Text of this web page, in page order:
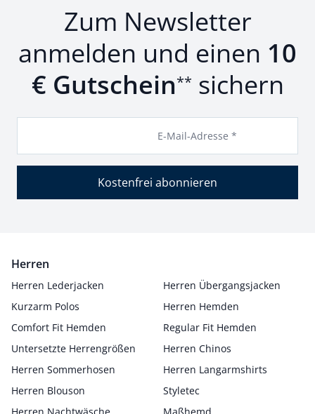
Zum Newsletter
anmelden und einen 10
€ Gutschein** sichern
E-Mail-Adresse *
Kostenfrei abonnieren
Herren
Herren Lederjacken
Herren Übergangsjacken
Kurzarm Polos
Herren Hemden
Comfort Fit Hemden
Regular Fit Hemden
Untersetzte Herrengrößen
Herren Chinos
Herren Sommerhosen
Herren Langarmshirts
Herren Blouson
Styletec